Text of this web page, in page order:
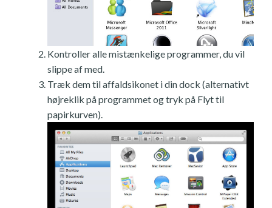
Kontroller alle mistænkelige programmer, du vil
slippe af med.
Træk dem til affaldsikonet i din dock (alternativt
højreklik på programmet og tryk på Flyt til
papirkurven).